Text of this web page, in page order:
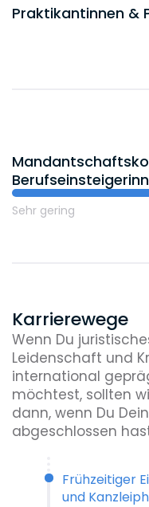
Praktikantinnen &
Sehr gering
Karrierewege
Wenn Du
Leidenschaft und
international
möchtest, sollten
dann, wenn Du
abgeschlossen
Frühzeitiger
und